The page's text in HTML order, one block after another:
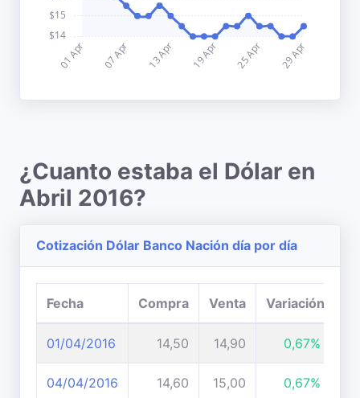
¿Cuanto estaba el Dólar en
Abril 2016?
Cotización Dólar Banco Nación día por día
Fecha Compra Venta Variación
01/04/2016 14,50 14,90 0,67%
04/04/2016 14,60 15,00 0,67%